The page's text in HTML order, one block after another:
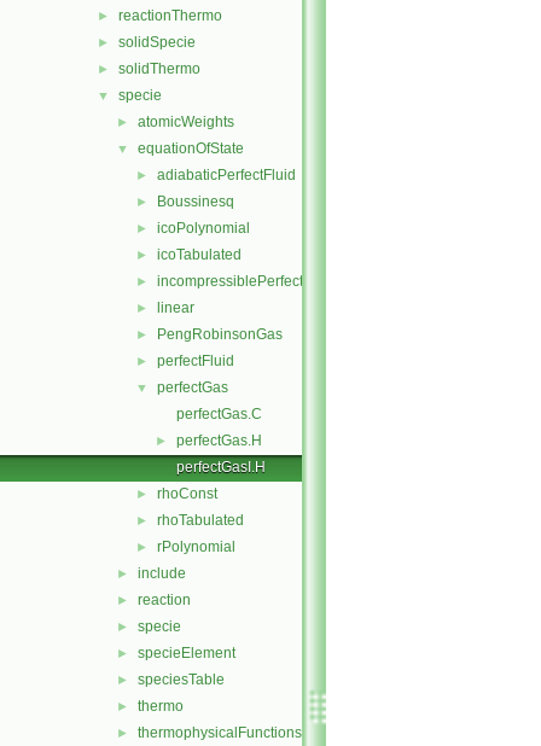
► reactionThermo
► solidSpecie
► solidThermo
▼ specie
► atomicWeights
▼ equationOfState
► adiabaticPerfectFluid
► Boussinesq
► icoPolynomial
► icoTabulated
► incompressiblePerfectGas
► linear
► PengRobinsonGas
► perfectFluid
▼
perfectGas
perfectGas.C
►
perfectGas.H
perfectGasI.H
► rhoConst
► rhoTabulated
► rPolynomial
► include
► reaction
► specie
► specieElement
► speciesTable
► thermo
► thermophysicalFunctions